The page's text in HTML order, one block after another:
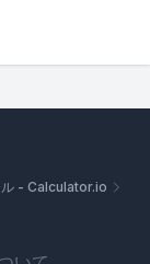
ル - Calculator.io